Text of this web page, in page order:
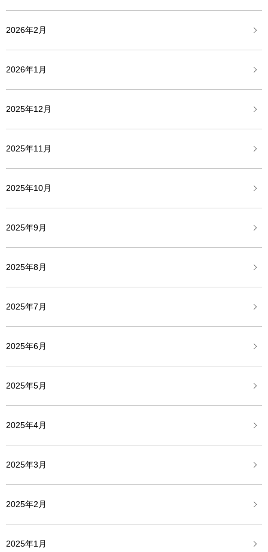
2026年2月
2026年1月
2025年12月
2025年11月
2025年10月
2025年9月
2025年8月
2025年7月
2025年6月
2025年5月
2025年4月
2025年3月
2025年2月
2025年1月